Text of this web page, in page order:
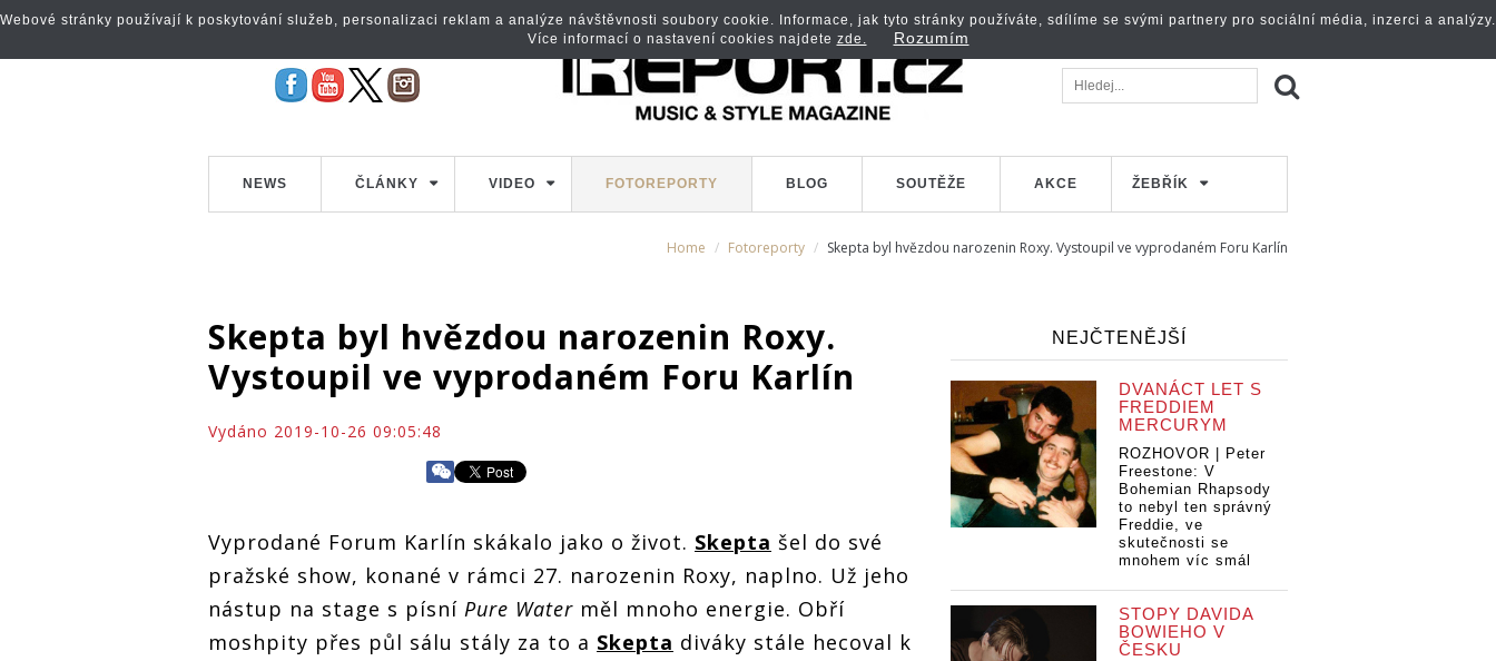
NEWS ČLÁNKY VIDEO FOTOREPORTY BLOG SOUTĚŽE AKCE ŽEBŘÍK
Home Fotoreporty Skepta byl hvězdou narozenin Roxy. Vystoupil ve vyprodaném Foru Karlín
Skepta byl hvězdou narozenin Roxy.
Vystoupil ve vyprodaném Foru Karlín
Vydáno 2019-10-26 09:05:48
Vyprodané Forum Karlín skákalo jako o život. Skepta šel do své
pražské show, konané v rámci 27. narozenin Roxy, naplno. Už jeho
nástup na stage s písní Pure Water měl mnoho energie. Obří
moshpity přes půl sálu stály za to a Skepta diváky stále hecoval k
NEJČTENĚJŠÍ
DVANÁCT LET S
FREDDIEM
MERCURYM
ROZHOVOR | Peter
Freestone: V
Bohemian Rhapsody
to nebyl ten správný
Freddie, ve
skutečnosti se
mnohem víc smál
STOPY DAVIDA
BOWIEHO V
ČESKU
Webové stránky používají k poskytování služeb, personalizaci reklam a analýze návštěvnosti soubory cookie. Informace, jak tyto stránky používáte, sdílíme se svými partnery pro sociální média, inzerci a analýzy.
Více informací o nastavení cookies najdete zde. Rozumím